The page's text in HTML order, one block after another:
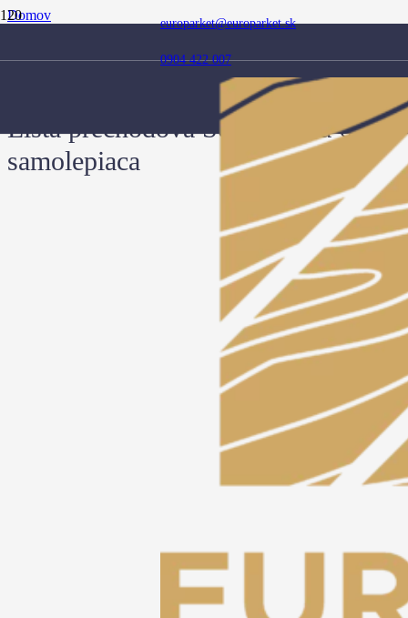
europarket@europarket.sk
0904 422 007
Domov
Prechodové lišty
Lišta prechodová Sosna Biela 60 samolepiaca
Lišta prechodová Sosna Biela 60
samolepiaca